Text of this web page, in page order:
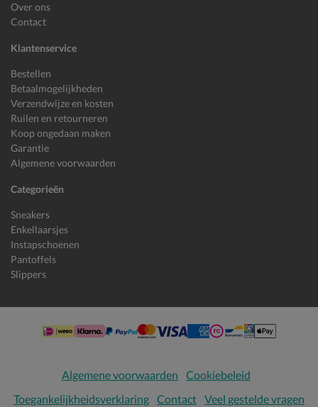
Over ons
Contact
Klantenservice
Bestellen
Betaalmogelijkheden
Verzendwijze en kosten
Ruilen en retourneren
Koop ongedaan maken
Garantie
Algemene voorwaarden
Categorieën
Sneakers
Enkellaarsjes
Instapschoenen
Pantoffels
Slippers
Algemene voorwaarden
Cookiebeleid
Toegankelijkheidsverklaring Contact Veel gestelde vragen